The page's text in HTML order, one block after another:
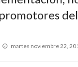
Publicado
martes noviembre 22,